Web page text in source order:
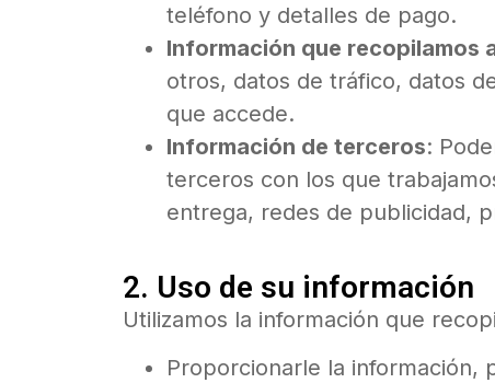
teléfono y detalles de pago.
Información que recopilamos
otros, datos de tráfico, datos
que accede.
Información de terceros:
terceros con los que
entrega, redes de publicidad,
2. Uso de su información
Utilizamos la información que
Proporcionarle la información,